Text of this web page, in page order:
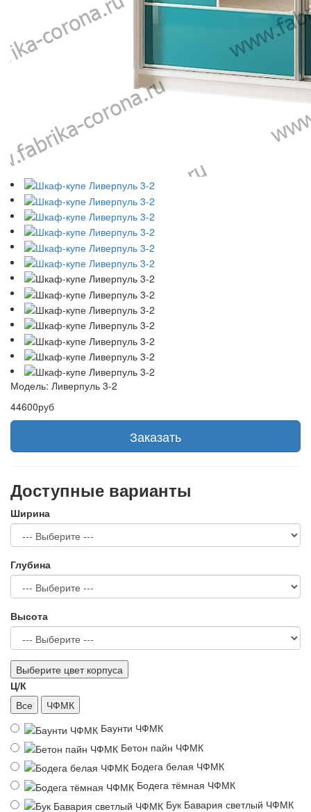
Модель: Ливерпуль 3-2
44600руб
Заказать
Доступные варианты
Ширина
Глубина
Высота
Выберите цвет корпуса
Ц/К
Все
ЧФМК
Баунти ЧФМК
Бетон пайн ЧФМК
Бодега белая ЧФМК
Бодега тёмная ЧФМК
Бук Бавария светлый ЧФМК